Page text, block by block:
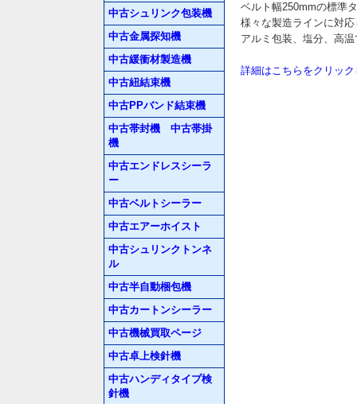
中古シュリンク包装機
中古金属探知機
中古緩衝材製造機
中古紐結束機
中古PPバンド結束機
中古帯封機 中古帯掛
機
中古エンドレスシーラ
ー
中古ベルトシーラー
中古エアーホイスト
中古シュリンクトンネ
ル
中古半自動梱包機
中古カートンシーラー
中古機械買取ページ
中古卓上検針機
中古ハンディタイプ検
針機
ベルト幅250mmの標準
様々な製造ラインに対
アルミ包装、塩分、高
詳細はこちらをクリッ